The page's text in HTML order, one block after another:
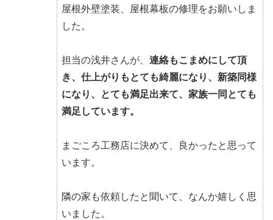
屋根外壁塗装、屋根幕板の修理をお願いしま
した。
担当の浅井さんが、 連絡もこまめにして頂
き、仕上がりもとても綺麗になり、新築同様
になり、とても満足出来て、家族一同とても
満足しています。
まごころ工務店に決めて、良かったと思って
います。
隣の家も依頼したと聞いて、なんか嬉しく思
いました。